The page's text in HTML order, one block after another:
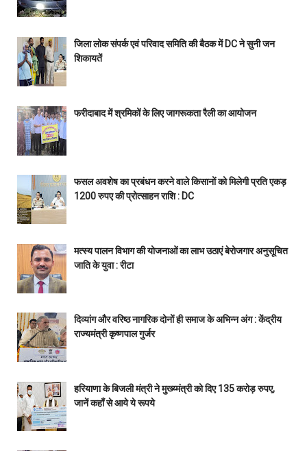
जिला लोक संपर्क एवं परिवाद समिति की बैठक में DC ने सुनी जन
शिकायतें
फरीदाबाद में श्रमिकों के लिए जागरूकता रैली का आयोजन
फसल अवशेष का प्रबंधन करने वाले किसानों को मिलेगी प्रति एकड़
1200 रुपए की प्रोत्साहन राशि : DC
मत्स्य पालन विभाग की योजनाओं का लाभ उठाएं बेरोजगार अनुसूचित
जाति के युवा : रीटा
दिव्यांग और वरिष्ठ नागरिक दोनों ही समाज के अभिन्न अंग : केंद्रीय
राज्यमंत्री कृष्णपाल गुर्जर
हरियाणा के बिजली मंत्री ने मुख्य्मंत्री को दिए 135 करोड़ रुपए,
जानें कहाँ से आये ये रूपये